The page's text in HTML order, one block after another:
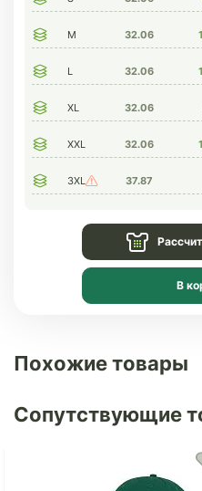
M 32.06
L 32.06
XL 32.06
XXL 32.06
3XL 37.87
В
Похожие товары
Сопутствующие